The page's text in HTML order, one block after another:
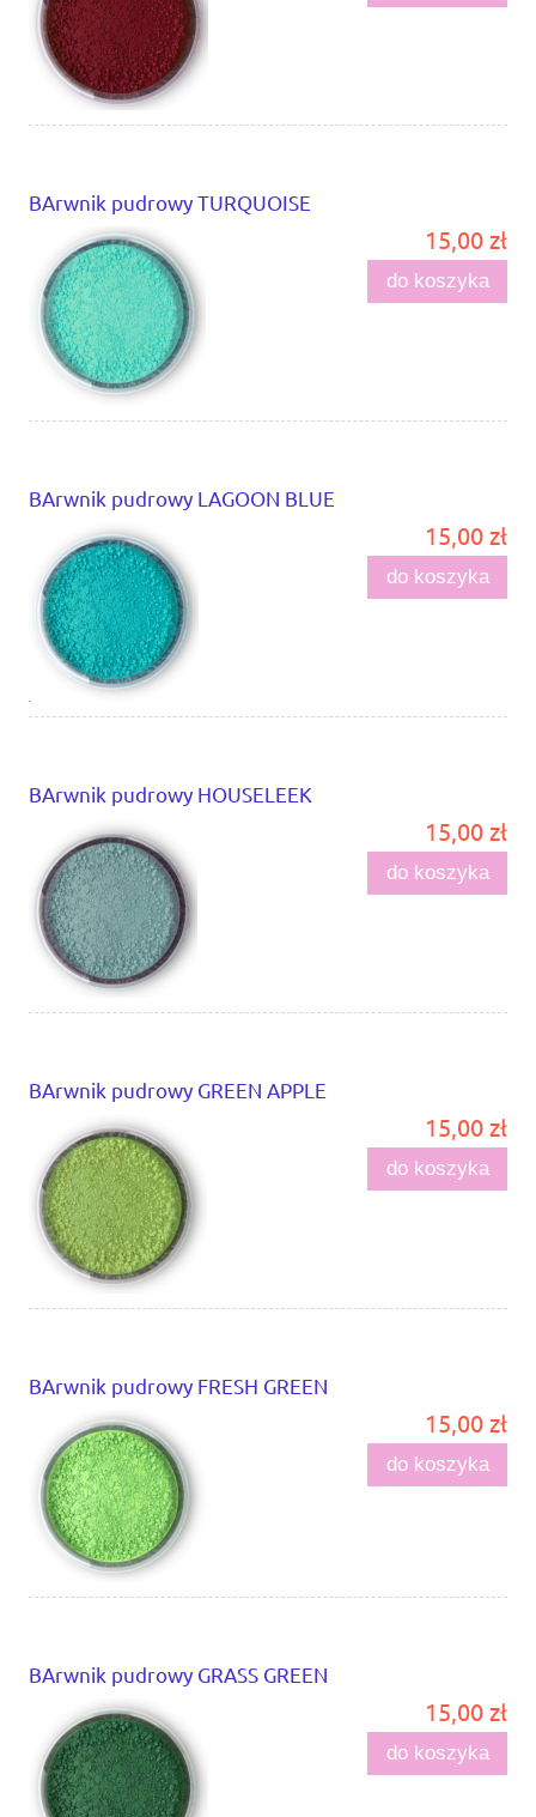
BArwnik pudrowy TURQUOISE
15,00 zł
do koszyka
BArwnik pudrowy LAGOON BLUE
15,00 zł
do koszyka
BArwnik pudrowy HOUSELEEK
15,00 zł
do koszyka
BArwnik pudrowy GREEN APPLE
15,00 zł
do koszyka
BArwnik pudrowy FRESH GREEN
15,00 zł
do koszyka
BArwnik pudrowy GRASS GREEN
15,00 zł
do koszyka